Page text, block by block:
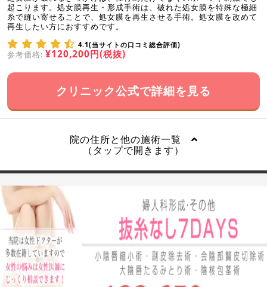
起こります。処女膜再生・形成手術は、破れた処女膜を特殊な極細
糸で縫い寄せることで、処女膜を再生させる手術。処女膜を改めて
再生したい方におすすめです。
4.1(当サイトの口コミ総合評価)
参考価格: ¥120,200円(税抜)
クリニック公式で詳細を見る
院の住所と他の施術一覧
（タップで開きます）